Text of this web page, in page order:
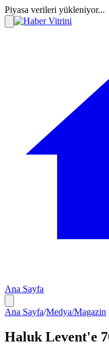
Piyasa verileri yükleniyor...
Ana Sayfa
Ana Sayfa/Medya/Magazin
Haluk Levent'e